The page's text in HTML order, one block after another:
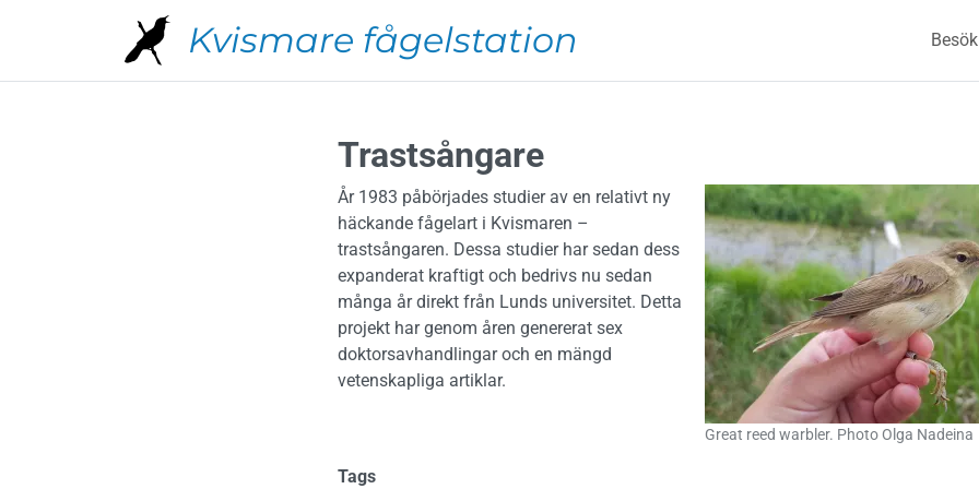
Hoppa till huvudinnehåll
Kvismare fågelstation Besök
Trastsångare
Great reed warbler. Photo Olga Nadeina
År 1983 påbörjades studier av en relativt ny
häckande fågelart i Kvismaren –
trastsångaren. Dessa studier har sedan dess
expanderat kraftigt och bedrivs nu sedan
många år direkt från Lunds universitet. Detta
projekt har genom åren genererat sex
doktorsavhandlingar och en mängd
vetenskapliga artiklar.
Tags